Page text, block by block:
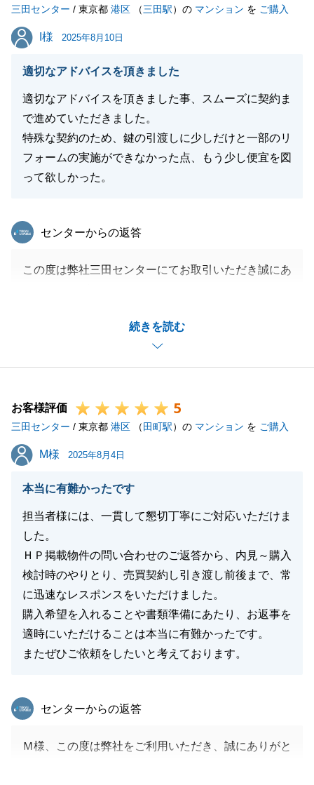
引き続きどうぞよろしくお願い申し上げます。
閉じる
三田センター / 東京都 港区 （三田駅）の マンション を ご購入
I様
I様 2025年8月10日
適切なアドバイスを頂きました
適切なアドバイスを頂きました事、スムーズに契約ま
で進めていただきました。
特殊な契約のため、鍵の引渡しに少しだけと一部のリ
フォームの実施ができなかった点、もう少し便宜を図
って欲しかった。
続きを読む
東急リバブル
センターからの返答
この度は弊社三田センターにてお取引いただき誠にあ
お取引が完了し、感無量です。
今後も何かございましたらお気軽にご連絡いただけま
すと幸いです。
閉じる
お客様評価 5
三田センター / 東京都 港区 （ 田町駅）の マンション を ご購入
M様
M様 2025年8月4日
本当に有難かったです
担当者様には、一貫して懇切丁寧にご対応いただけま
した。
ＨＰ掲載物件の問い合わせのご返答から、内見～購入
検討時のやりとり、売買契約し引き渡し前後まで、常
に迅速なレスポンスをいただけました。
購入希望を入れることや書類準備にあたり、お返事を
適時にいただけることは本当に有難かったです。
またぜひご依頼をしたいと考えております。
東急リバブル
センターからの返答
Ｍ様、この度は弊社をご利用いただき、誠にありがと